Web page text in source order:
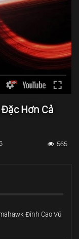
Hơn Cả
565
Đỉnh Cao Vũ